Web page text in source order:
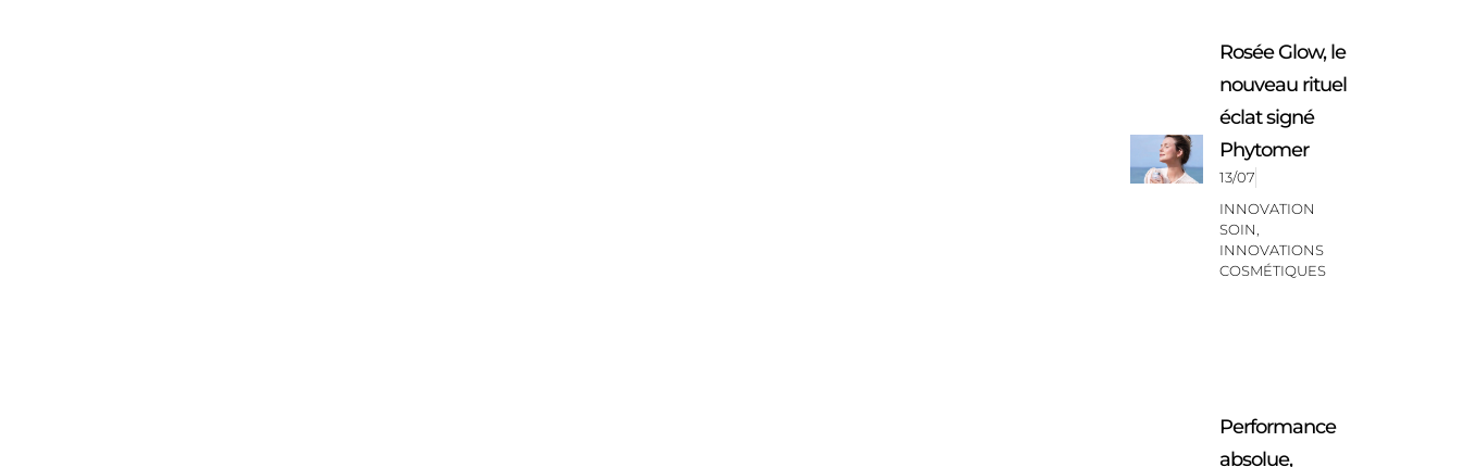
Rosée Glow, le
nouveau rituel
éclat signé
Phytomer
13/07
INNOVATION
SOIN
INNOVATIONS
COSMÉTIQUES
Performance
absolue,